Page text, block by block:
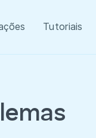
Tutoriais